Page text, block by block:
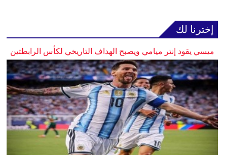
إخترنا لك
ميسي يقود إنتر ميامي ويصبح الهداف التاريخي لكأس الرابطتين